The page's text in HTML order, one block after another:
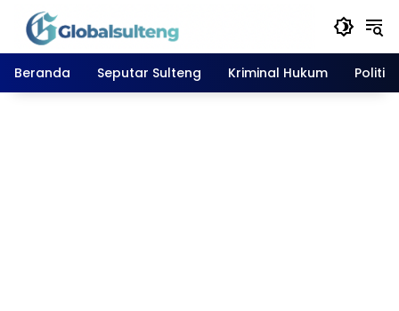
Langsung
konten
Beranda
Seputar Sulteng Kriminal Hukum Politik